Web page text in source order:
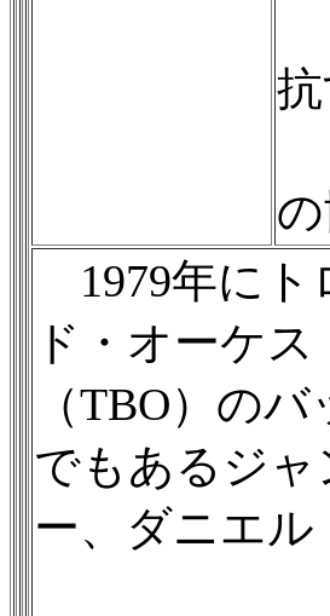
1979年にト
ド・オーケ
（TBO）の
でもあるジ
ー、ダニエ